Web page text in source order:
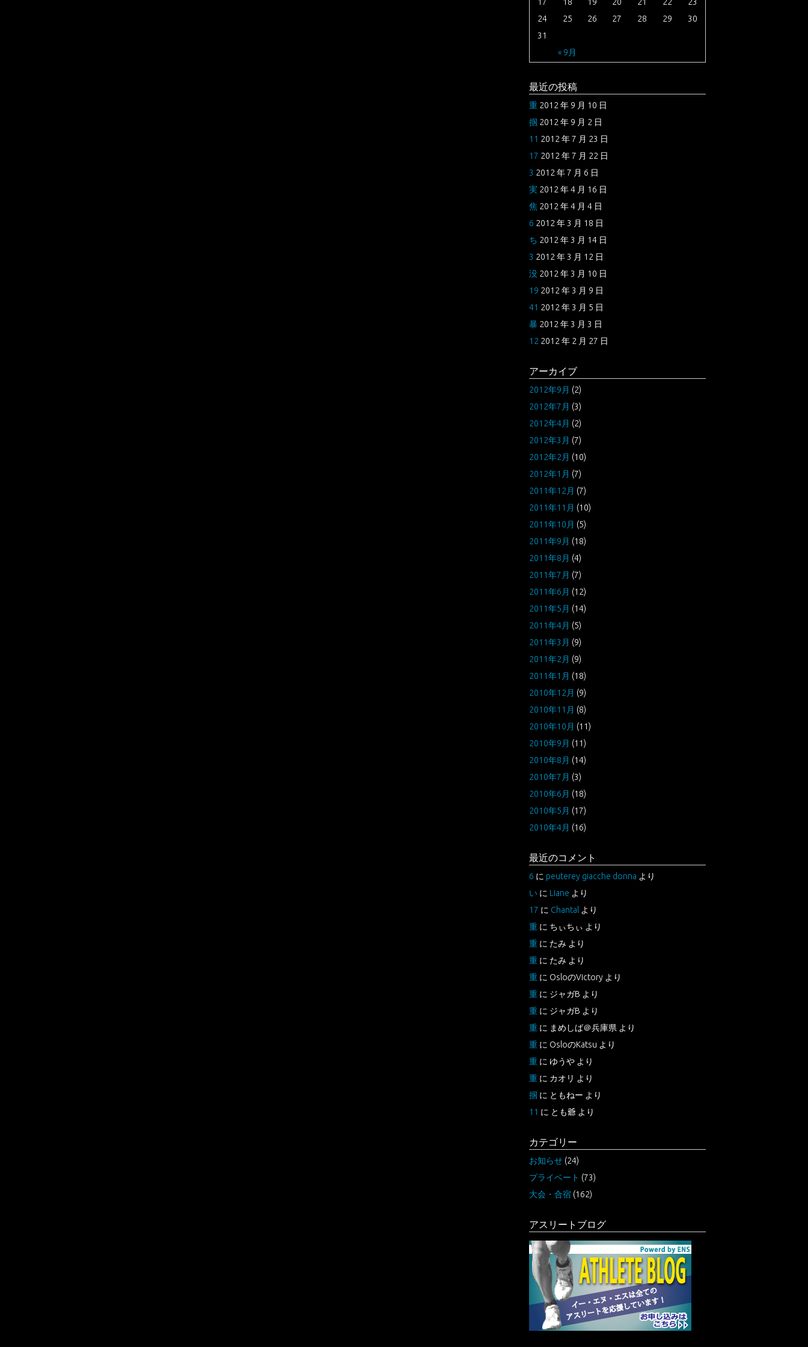
« 9月
24
25 26 27 28 29
30
31
最近の投稿
重 2012 年 9 月 10 日
掴 2012 年 9 月 2 日
11 2012 年 7 月 23 日
17 2012 年 7 月 22 日
3 2012 年 7 月 6 日
実 2012 年 4 月 16 日
焦 2012 年 4 月 4 日
6 2012 年 3 月 18 日
ち 2012 年 3 月 14 日
3 2012 年 3 月 12 日
没 2012 年 3 月 10 日
19 2012 年 3 月 9 日
41 2012 年 3 月 5 日
暴 2012 年 3 月 3 日
12 2012 年 2 月 27 日
アーカイブ
2012年9月 (2)
2012年7月 (3)
2012年4月 (2)
2012年3月 (7)
2012年2月 (10)
2012年1月 (7)
2011年12月 (7)
2011年11月 (10)
2011年10月 (5)
2011年9月 (18)
2011年8月 (4)
2011年7月 (7)
2011年6月 (12)
2011年5月 (14)
2011年4月 (5)
2011年3月 (9)
2011年2月 (9)
2011年1月 (18)
2010年12月 (9)
2010年11月 (8)
2010年10月 (11)
2010年9月 (11)
2010年8月 (14)
2010年7月 (3)
2010年6月 (18)
2010年5月 (17)
2010年4月 (16)
最近のコメント
6 に peuterey giacche donna より
いに Liane より
17 に Chantal より
重に ちぃちぃ より
重に たみより
重に たみより
重に OsloのVictoryより
重に ジャガB より
重に ジャガB より
重に まめしば＠兵庫県 より
重に OsloのKatsu より
重に ゆうやより
重に カオリ より
掴 に ともねー より
11 に とも爺 より
カテゴリー
お知らせ(24)
プライベート (73)
大会・合宿(162)
アスリートブログ